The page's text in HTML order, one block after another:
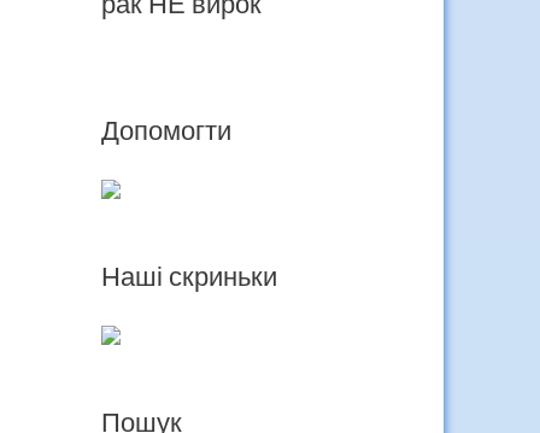
Допомогти
Наші скриньки
Пошук